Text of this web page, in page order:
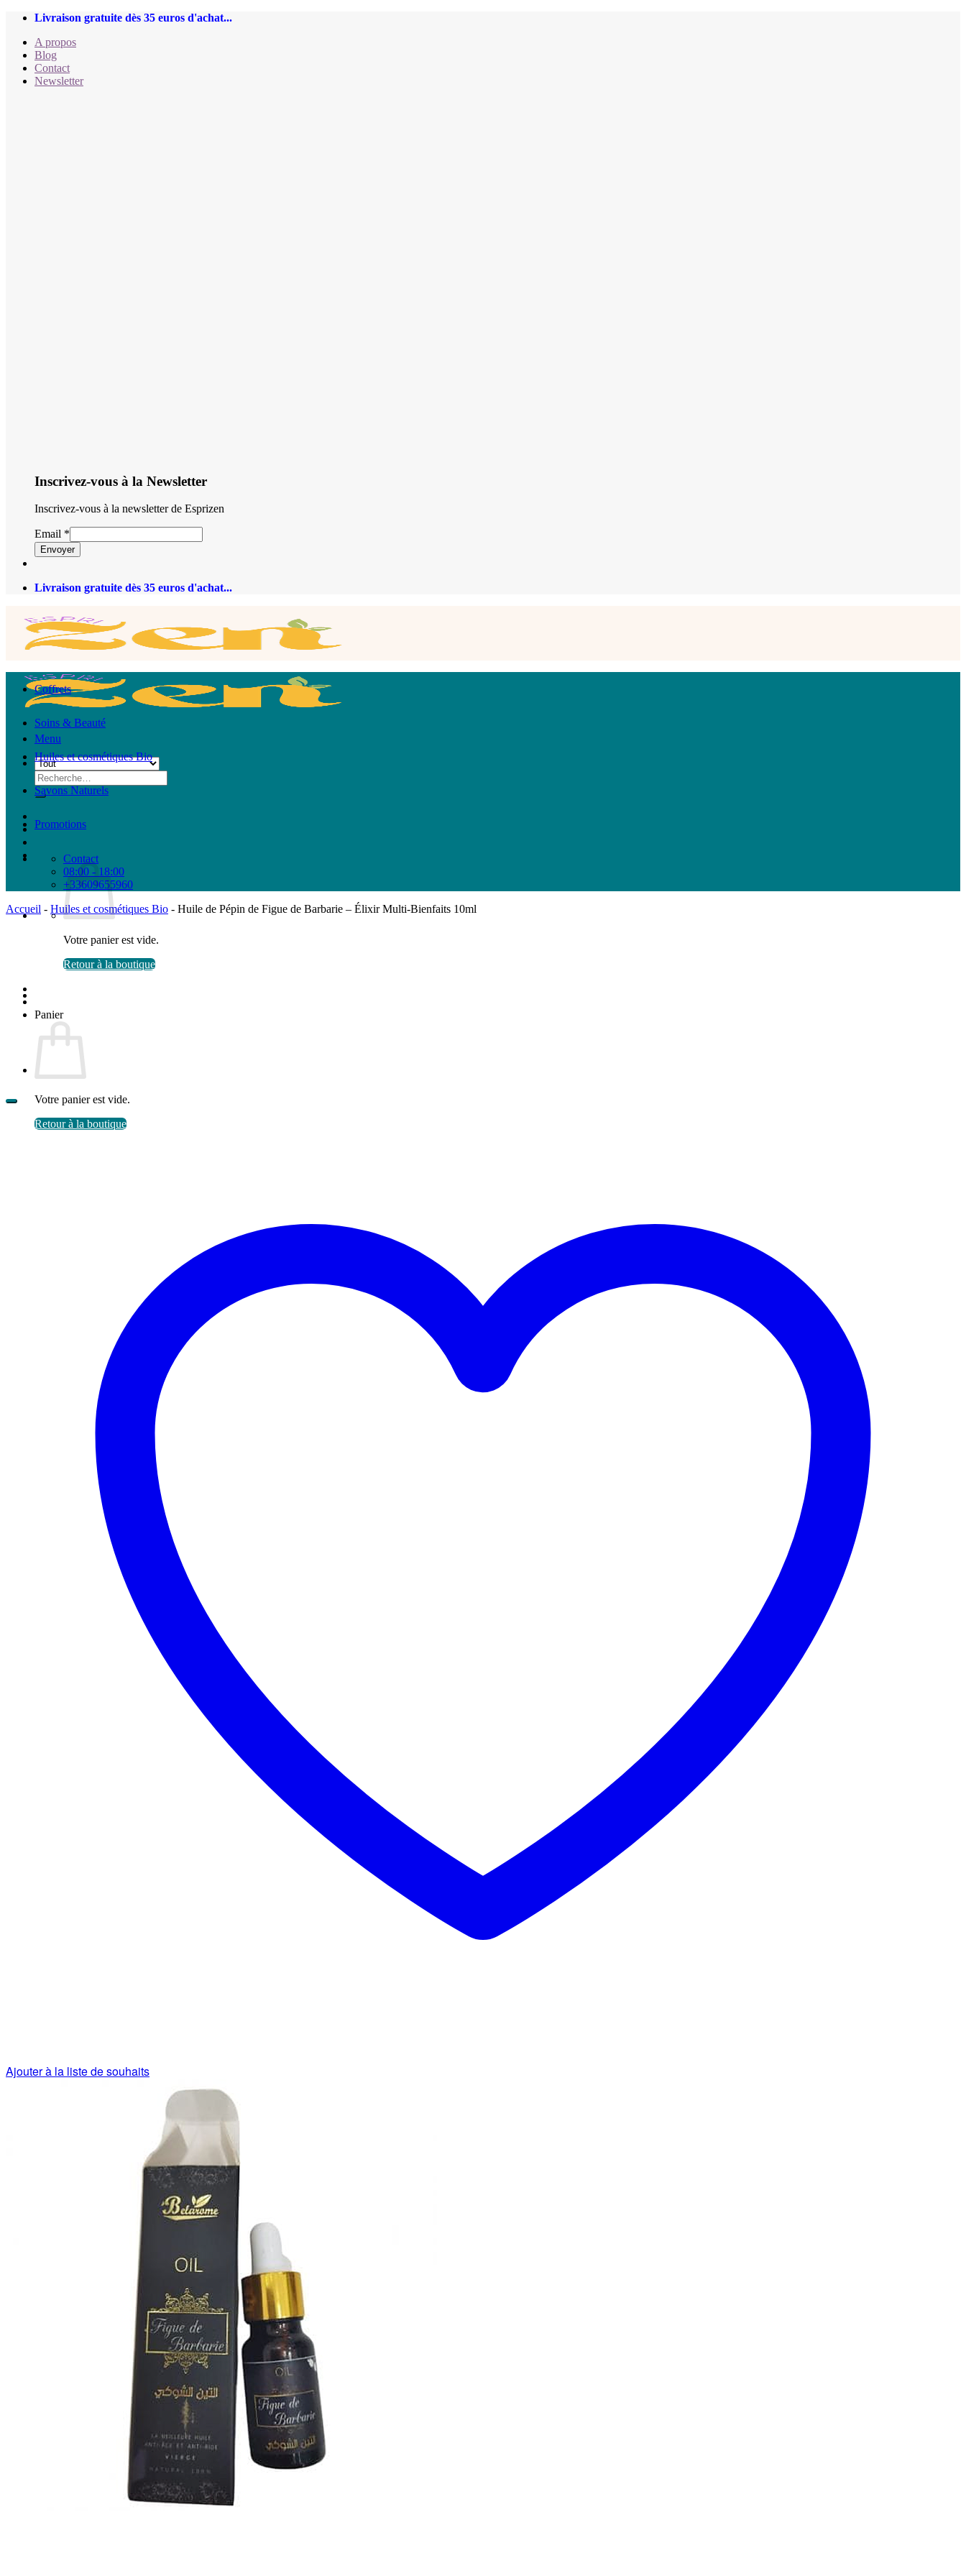
Passer
contenu
Livraison gratuite dès 35 euros d'achat...
A propos
Blog
Contact
Newsletter
Inscrivez-vous à la Newsletter
Inscrivez-vous à la newsletter de Esprizen
Email *
Envoyer
Livraison gratuite dès 35 euros d'achat...
Menu
Recherche
pour :
Votre panier est vide.
Retour à la boutique
Panier
Votre panier est vide.
Retour à la boutique
Coffrets
Soins & Beauté
Huiles et cosmétiques Bio
Savons Naturels
Promotions
Contact
08:00 - 18:00
+33609655960
Accueil - Huiles et cosmétiques Bio - Huile de Pépin de Figue de Barbarie – Élixir Multi-Bienfaits 10ml
Ajouter à la liste de souhaits